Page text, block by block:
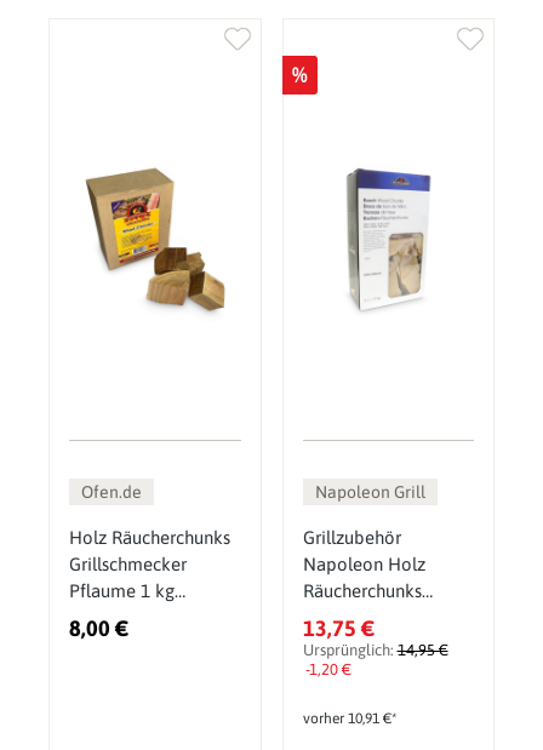
Ofen.de
Holz Räucherchunks
Grillschmecker
Pflaume 1 kg
Woodchunks
8,00 €
%
Napoleon Grill
Grillzubehör
Napoleon Holz
Räucherchunks
Buche 1,5 kg
13,75 €
Ursprünglich:14,95 €
-1,20 €
vorher 10,91 €*